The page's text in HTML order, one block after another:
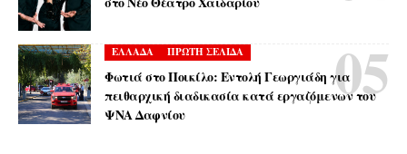
ΕΛΛΑΔΑ ΠΡΩΤΗ ΣΕΛΙΔΑ
Φωτιά στο Ποικίλο: Εντολή Γεωργιάδη για
πειθαρχική διαδικασία κατά εργαζόμενων του
ΨΝΑ Δαφνίου